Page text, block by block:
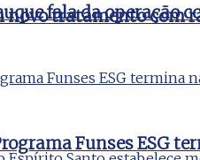
fala da
Funses ESG
novo tratamento com